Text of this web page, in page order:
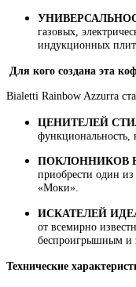
газовых,
индукционных плит
Для кого создана эта
Bialetti Rainbow Azzurra
ЦЕНИТЕЛЕЙ
функциональность,
ПОКЛОННИКОВ
приобрести один
«Моки».
ИСКАТЕЛЕЙ
от всемирно
беспроигрышным и
Технические